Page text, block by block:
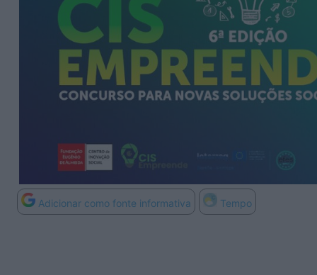
Adicionar como fonte informativa Tempo